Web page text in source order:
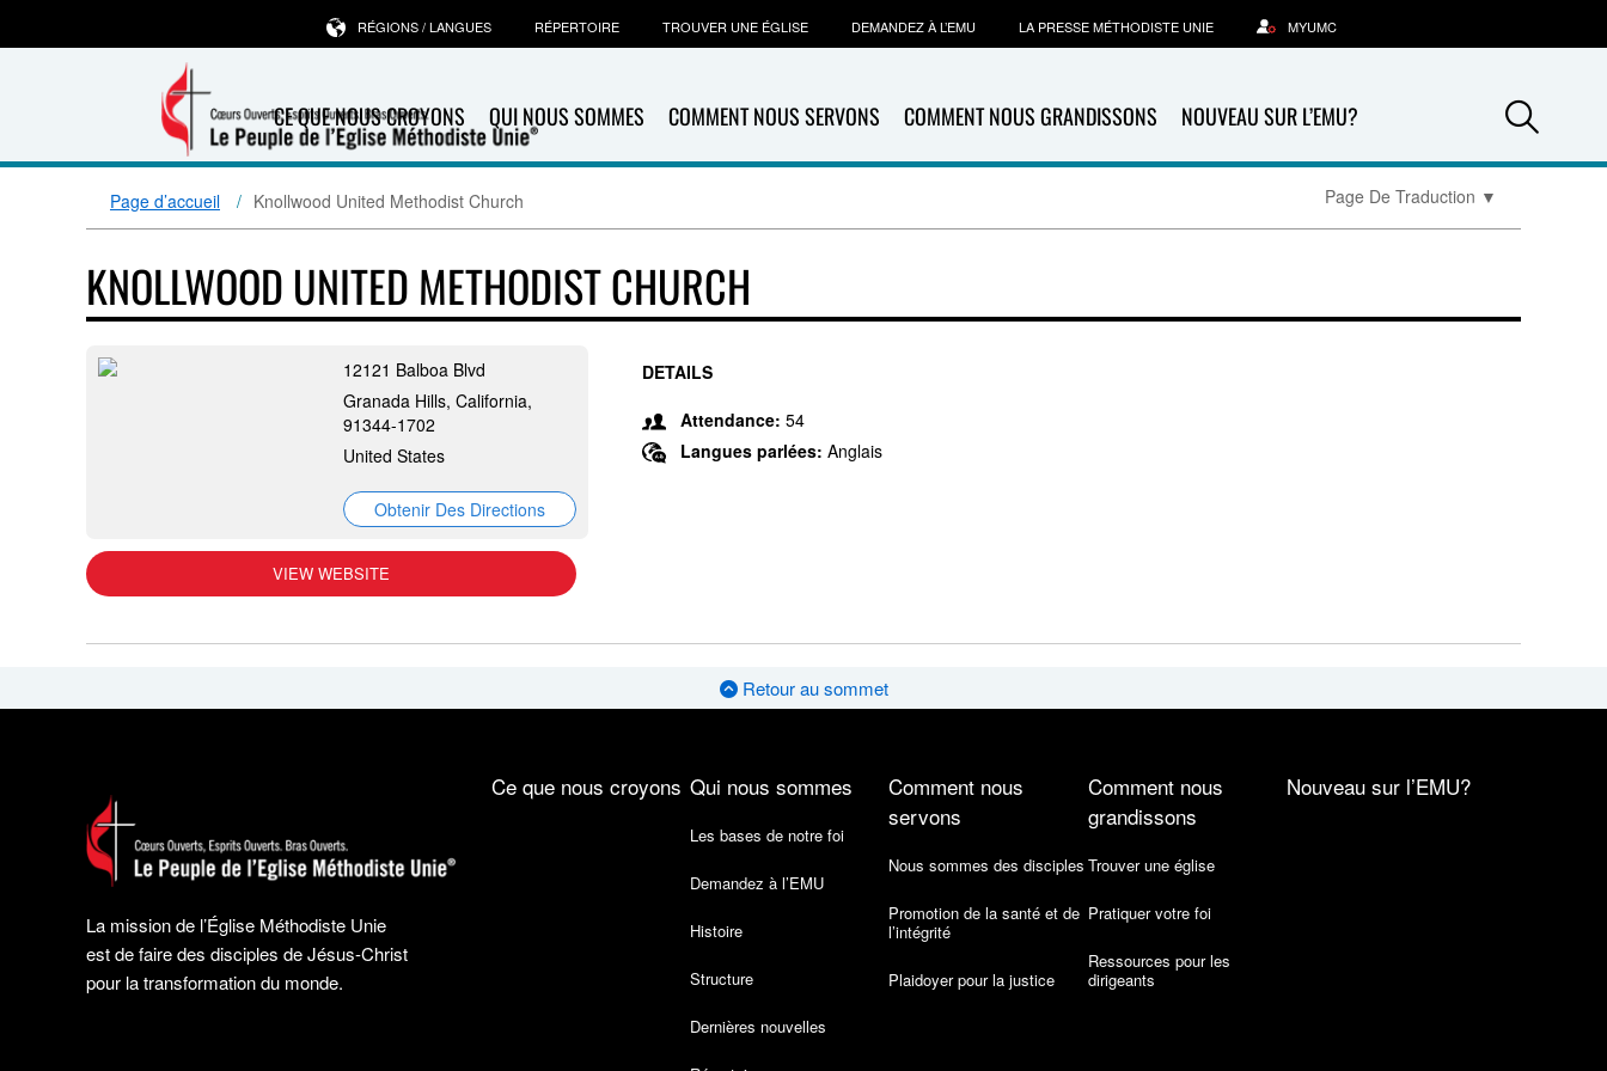
CE QUE NOUS CROYONS QUI NOUS SOMMES COMMENT NOUS SERVONS COMMENT NOUS GRANDISSONS NOUVEAU SUR L’EMU?
RÉGIONS / LANGUES RÉPERTOIRE TROUVER UNE ÉGLISE DEMANDEZ À L’EMU LA PRESSE MÉTHODISTE UNIE MYUMC
Page d’accueil Knollwood United Methodist Church Page De Traduction ▼
KNOLLWOOD UNITED METHODIST CHURCH
12121 Balboa Blvd
Granada Hills, California,
91344-1702
United States
Obtenir Des Directions
VIEW WEBSITE
DETAILS
Attendance: 54
Langues parlées: Anglais
Retour au sommet
La mission de l’Église Méthodiste Unie
est de faire des disciples de Jésus-Christ
pour la transformation du monde.
Ce que nous croyons Qui nous sommes
Les bases de notre foi
Demandez à l’EMU
Histoire
Structure
Dernières nouvelles
Comment nous
servons
Nous sommes des disciples
Promotion de la santé et de
l’intégrité
Plaidoyer pour la justice
Comment nous
grandissons
Trouver une église
Pratiquer votre foi
Ressources pour les
dirigeants
Nouveau sur l’EMU?